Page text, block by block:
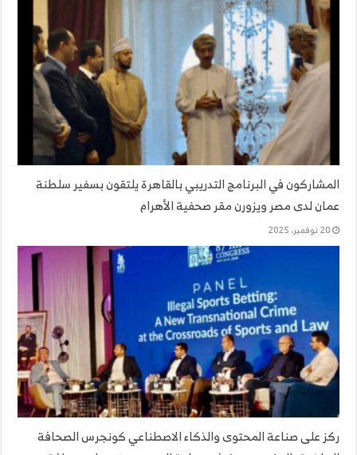
المشاركون في البرنامج التدريبي بالقاهرة يلتقون بسفير سلطنة
عمان لدى مصر ويزورن مقر صحفية الأهرام
20 نوفمبر، 2025
ركز على صناعة المحتوى والذكاء الاصطناعي كونجرس الصحافة